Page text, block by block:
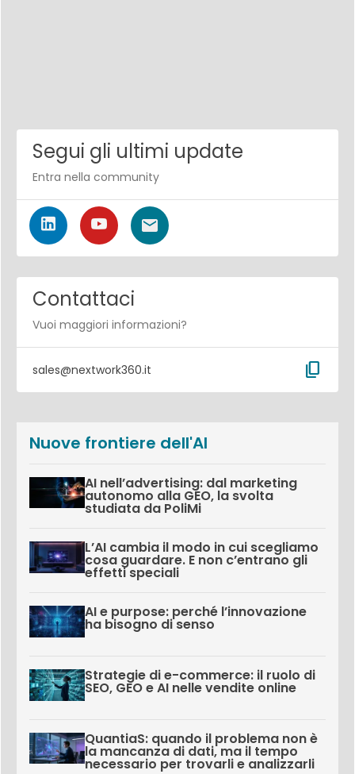
Segui gli ultimi update
Entra nella community
Contattaci
Vuoi maggiori informazioni?
sales@nextwork360.it content_copy
Nuove frontiere dell'AI
AI nell’advertising: dal marketing
autonomo alla GEO, la svolta
studiata da PoliMi
L’AI cambia il modo in cui scegliamo
cosa guardare. E non c’entrano gli
effetti speciali
AI e purpose: perché l’innovazione
ha bisogno di senso
Strategie di e-commerce: il ruolo di
SEO, GEO e AI nelle vendite online
QuantiaS: quando il problema non è
la mancanza di dati, ma il tempo
necessario per trovarli e analizzarli